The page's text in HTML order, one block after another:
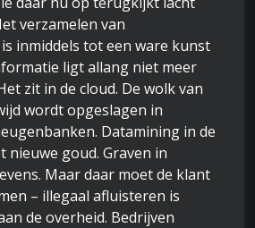
verzamelen van
inmiddels tot een ware kunst
ligt allang niet meer
zit in de cloud. De wolk van
wordt opgeslagen in
Datamining in de
nieuwe goud. Graven in
Maar daar moet de klant
– illegaal afluisteren is
de overheid. Bedrijven